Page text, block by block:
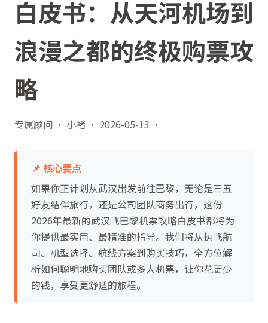
白皮书：从天河机场到
浪漫之都的终极购票攻
略
专属顾问 · 小褚 · 2026-05-13 ·
📌 核心要点
如果你正计划从武汉出发前往巴黎，无论是三五
好友结伴旅行，还是公司团队商务出行，这份
2026年最新的武汉飞巴黎机票攻略白皮书都将为
你提供最实用、最精准的指导。我们将从执飞航
司、机型选择、航线方案到购买技巧，全方位解
析如何聪明地购买团队或多人机票，让你花更少
的钱，享受更舒适的旅程。